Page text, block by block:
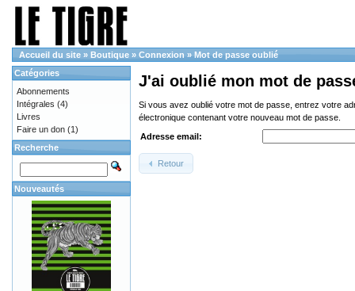
Accueil du site » Boutique » Connexion » Mot de passe oublié
J'ai oublié mon mot de
Si vous avez oublié votre mot de passe, entrez votre
électronique contenant votre nouveau mot de passe.
Adresse email:
Retour
Catégories
Abonnements
Intégrales (4)
Livres
Faire un don (1)
Recherche
Nouveautés